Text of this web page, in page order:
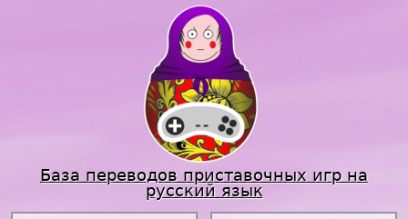
Jump to navigation
База переводов приставочных игр на
русский язык